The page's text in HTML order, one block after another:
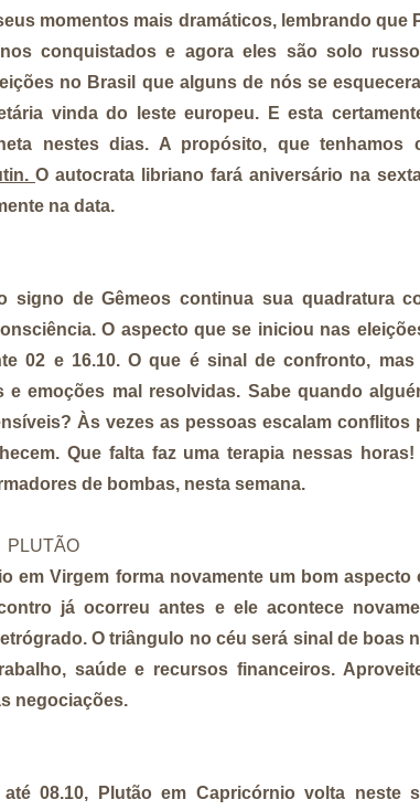
momentos mais dramáticos, lembrando que
conquistados e agora eles são solo
no Brasil que alguns de nós se
vinda do leste europeu. E esta
nestes dias. A propósito, que tenhamos
O autocrata libriano fará aniversário na
na data.
signo de Gêmeos continua sua quadratura
O aspecto que se iniciou nas
02 e 16.10. O que é sinal de confronto,
e emoções mal resolvidas. Sabe quando
Às vezes as pessoas escalam conflitos
Que falta faz uma terapia nessas
de bombas, nesta semana.
PLUTÃO
em Virgem forma novamente um bom aspecto
já ocorreu antes e ele acontece
O triângulo no céu será sinal de boas
saúde e recursos financeiros.
negociações.
até 08.10, Plutão em Capricórnio volta neste